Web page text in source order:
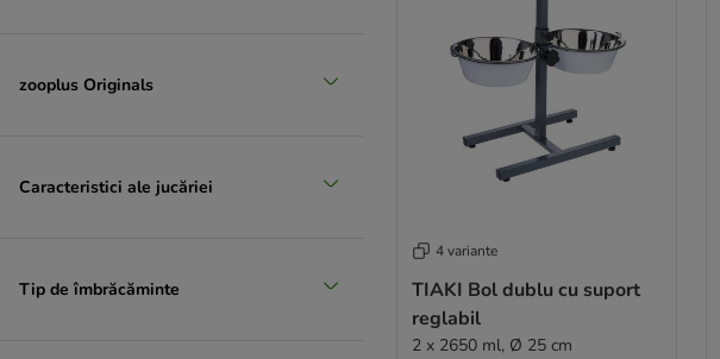
zooplus Originals
Caracteristici ale jucăriei
Tip de îmbrăcăminte
4 variante
TIAKI Bol dublu cu suport
reglabil
2 x 2650 ml, Ø 25 cm